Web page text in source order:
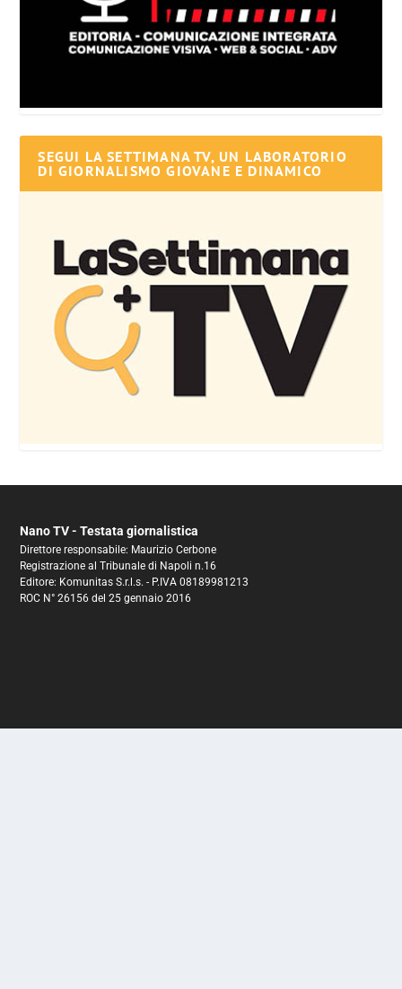
SEGUI LA SETTIMANA TV, UN LABORATORIO
DI GIORNALISMO GIOVANE E DINAMICO
Nano TV - Testata giornalistica
Direttore responsabile: Maurizio Cerbone
Registrazione al Tribunale di Napoli n.16
Editore: Komunitas S.r.l.s. - P.IVA 08189981213
ROC N° 26156 del 25 gennaio 2016